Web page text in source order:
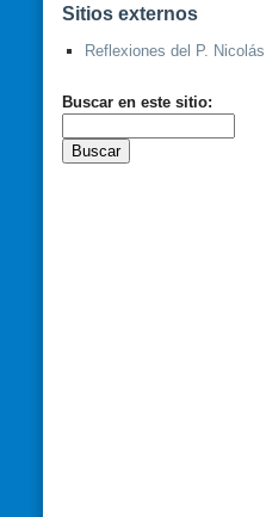
Sitios externos
Reflexiones del P. Nicolás
Buscar en este sitio: